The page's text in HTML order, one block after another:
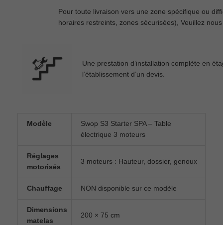
Pour toute livraison vers une zone spécifique ou
horaires restreints, zones sécurisées), Veuillez
Une prestation d’installation complète en
l’établissement d’un devis.
Modèle
Swop S3 Starter SPA – Table
électrique 3 moteurs
Réglages
motorisés
3 moteurs : Hauteur, dossier, genoux
Chauffage NON disponible sur ce modèle
Dimensions
matelas
200 × 75 cm